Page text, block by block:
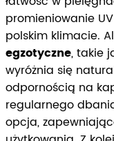
promieniowanie
polskim klimacie.
egzotyczne, takie
wyróżnia się
odpornością na
regularnego
opcja,